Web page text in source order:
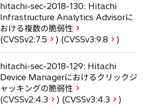
hitachi-sec-2018-130: Hitachi
Infrastructure Analytics Advisorに
おける複数の脆弱性
(CVSSv2:7.5 ) (CVSSv3:9.8 )
hitachi-sec-2018-129: Hitachi
Device Managerにおけるクリックジ
ャッキングの脆弱性
(CVSSv2:4.3 ) (CVSSv3:4.3 )